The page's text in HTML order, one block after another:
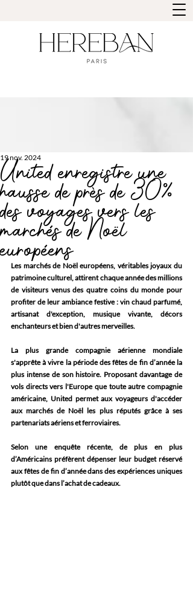
United enregistre une
hausse de près de 30%
des voyages vers les
marchés de Noël
européens
19 nov. 2024
Les marchés de Noël européens, véritables joyaux du
patrimoine culturel, attirent chaque année des millions
de visiteurs venus des quatre coins du monde pour
profiter de leur ambiance festive : vin chaud parfumé,
artisanat d'exception, musique vivante, décors
enchanteurs et bien d'autres merveilles.
La plus grande compagnie aérienne mondiale
s'apprête à vivre la période des fêtes de fin d’année la
plus intense de son histoire. Proposant davantage de
vols directs vers l'Europe que toute autre compagnie
américaine, United permet aux voyageurs d'accéder
aux marchés de Noël les plus réputés grâce à ses
partenariats aériens et ferroviaires.
Selon une enquête récente, de plus en plus
d’Américains préfèrent dépenser leur budget réservé
aux fêtes de fin d’année dans des expériences uniques
plutôt que dans l’achat de cadeaux.